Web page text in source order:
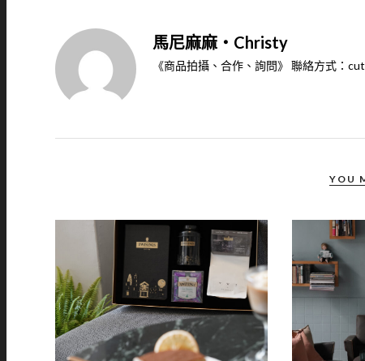
馬尼麻麻‧Christy
《商品拍攝、合作、詢問》 聯絡方式：
YOU